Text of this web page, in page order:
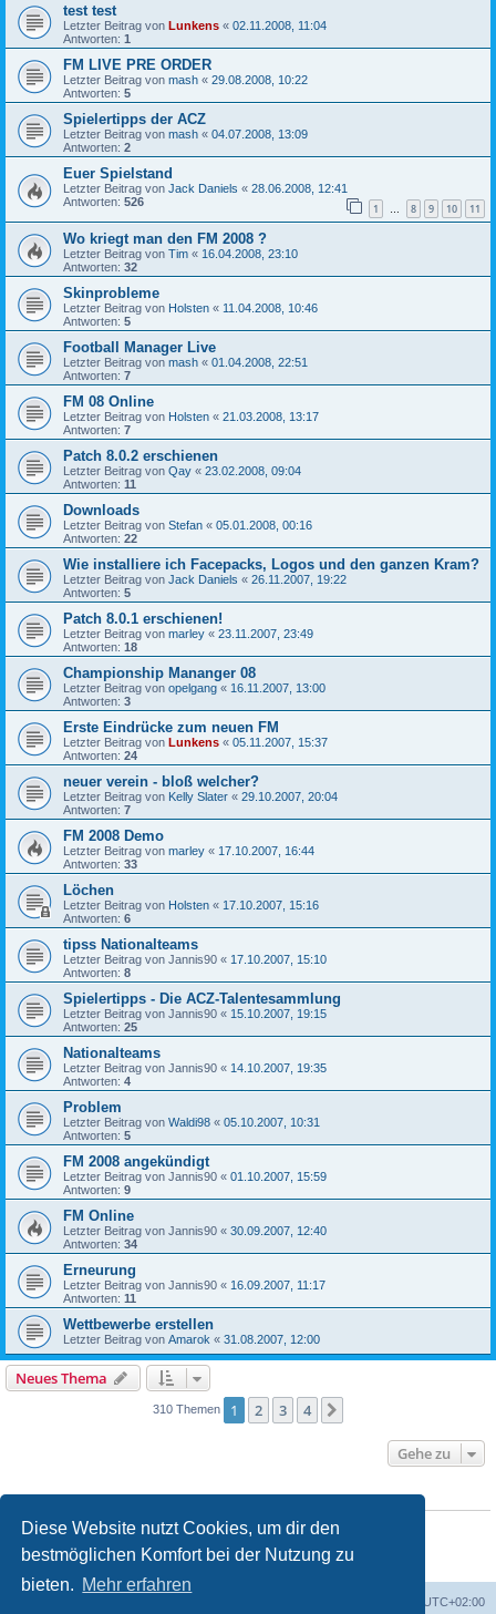
Diese Website nutzt Cookies, um dir den
bestmöglichen Komfort bei der Nutzung zu
bieten. Mehr erfahren
test test
Letzter Beitrag von Lunkens « 02.11.2008, 11:04
Antworten: 1
FM LIVE PRE ORDER
Letzter Beitrag von mash « 29.08.2008, 10:22
Antworten: 5
Spielertipps der ACZ
Letzter Beitrag von mash « 04.07.2008, 13:09
Antworten: 2
Euer Spielstand
Letzter Beitrag von Jack Daniels « 28.06.2008, 12:41
Antworten: 526 1 … 8 9 10 11
Wo kriegt man den FM 2008 ?
Letzter Beitrag von Tim « 16.04.2008, 23:10
Antworten: 32
Skinprobleme
Letzter Beitrag von Holsten « 11.04.2008, 10:46
Antworten: 5
Football Manager Live
Letzter Beitrag von mash « 01.04.2008, 22:51
Antworten: 7
FM 08 Online
Letzter Beitrag von Holsten « 21.03.2008, 13:17
Antworten: 7
Patch 8.0.2 erschienen
Letzter Beitrag von Qay « 23.02.2008, 09:04
Antworten: 11
Downloads
Letzter Beitrag von Stefan « 05.01.2008, 00:16
Antworten: 22
Wie installiere ich Facepacks, Logos und den ganzen Kram?
Letzter Beitrag von Jack Daniels « 26.11.2007, 19:22
Antworten: 5
Patch 8.0.1 erschienen!
Letzter Beitrag von marley « 23.11.2007, 23:49
Antworten: 18
Championship Mananger 08
Letzter Beitrag von opelgang « 16.11.2007, 13:00
Antworten: 3
Erste Eindrücke zum neuen FM
Letzter Beitrag von Lunkens « 05.11.2007, 15:37
Antworten: 24
neuer verein - bloß welcher?
Letzter Beitrag von Kelly Slater « 29.10.2007, 20:04
Antworten: 7
FM 2008 Demo
Letzter Beitrag von marley « 17.10.2007, 16:44
Antworten: 33
Löchen
Letzter Beitrag von Holsten « 17.10.2007, 15:16
Antworten: 6
tipss Nationalteams
Letzter Beitrag von Jannis90 « 17.10.2007, 15:10
Antworten: 8
Spielertipps - Die ACZ-Talentesammlung
Letzter Beitrag von Jannis90 « 15.10.2007, 19:15
Antworten: 25
Nationalteams
Letzter Beitrag von Jannis90 « 14.10.2007, 19:35
Antworten: 4
Problem
Letzter Beitrag von Waldi98 « 05.10.2007, 10:31
Antworten: 5
FM 2008 angekündigt
Letzter Beitrag von Jannis90 « 01.10.2007, 15:59
Antworten: 9
FM Online
Letzter Beitrag von Jannis90 « 30.09.2007, 12:40
Antworten: 34
Erneurung
Letzter Beitrag von Jannis90 « 16.09.2007, 11:17
Antworten: 11
Wettbewerbe erstellen
Letzter Beitrag von Amarok « 31.08.2007, 12:00
Neues Thema
310 Themen 1 2 3 4
Gehe zu
Du darfst keineneuen Themen in diesem Forum erstellen.
Du darfstkeine Antworten zu Themen in diesem Forum erstellen.
Du darfst deine Beiträge in diesem Forum nicht ändern.
Du darfst deine Beiträge in diesem Forum
UTC+02:00